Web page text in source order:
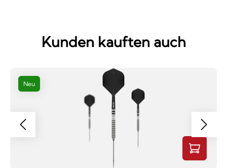
Kunden kauften auch
Neu